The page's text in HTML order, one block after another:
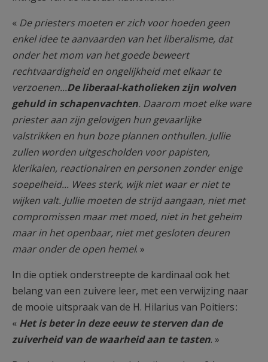
« De priesters moeten er zich voor hoeden geen
enkel idee te aanvaarden van het liberalisme, dat
onder het mom van het goede beweert
rechtvaardigheid en ongelijkheid met elkaar te
verzoenen...De liberaal-katholieken zijn wolven
gehuld in schapenvachten. Daarom moet elke ware
priester aan zijn gelovigen hun gevaarlijke
valstrikken en hun boze plannen onthullen. Jullie
zullen worden uitgescholden voor papisten,
klerikalen, reactionairen en personen zonder enige
soepelheid... Wees sterk, wijk niet waar er niet te
wijken valt. Jullie moeten de strijd aangaan, niet met
compromissen maar met moed, niet in het geheim
maar in het openbaar, niet met gesloten deuren
maar onder de open hemel. »
In die optiek onderstreepte de kardinaal ook het
belang van een zuivere leer, met een verwijzing naar
de mooie uitspraak van de H. Hilarius van Poitiers :
« Het is beter in deze eeuw te sterven dan de
zuiverheid van de waarheid aan te tasten. »